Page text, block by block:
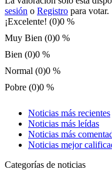
sesión o Registro para votar.
¡Excelente! (0)0 %
Muy Bien (0)0 %
Bien (0)0 %
Normal (0)0 %
Pobre (0)0 %
Noticias más recientes
Noticias más leídas
Noticias más
Noticias mejor
Categorías de noticias